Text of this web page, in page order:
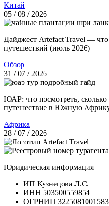
Китай
05 / 08 / 2026
Дайджест Artefact Travel —
путешествий (июль 2026)
Обзор
31 / 07 / 2026
ЮАР: что посмотреть, сколько
путешествие в Южную
Африка
28 / 07 / 2026
Юридическая информация
ИП Кузнецова Л.С.
ИНН 503500559854
ОГРНИП